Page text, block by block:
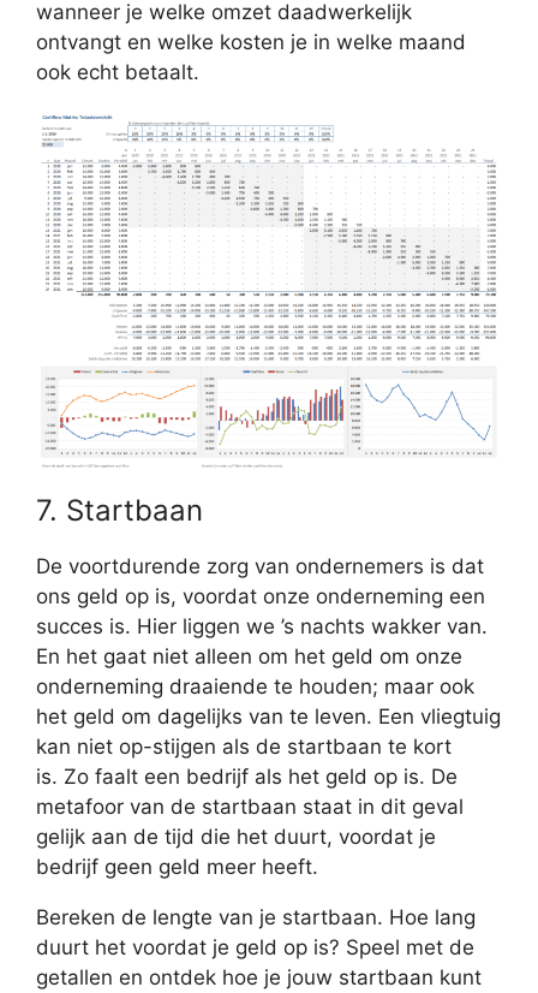
wanneer je welke omzet daadwerkelijk
ontvangt en welke kosten je in welke maand
ook echt betaalt.
7. Startbaan
De voortdurende zorg van ondernemers is dat
ons geld op is, voordat onze onderneming een
succes is. Hier liggen we ’s nachts wakker van.
En het gaat niet alleen om het geld om onze
onderneming draaiende te houden; maar ook
het geld om dagelijks van te leven. Een vliegtuig
kan niet op-stijgen als de startbaan te kort
is. Zo faalt een bedrijf als het geld op is. De
metafoor van de startbaan staat in dit geval
gelijk aan de tijd die het duurt, voordat je
bedrijf geen geld meer heeft.
Bereken de lengte van je startbaan. Hoe lang
duurt het voordat je geld op is? Speel met de
getallen en ontdek hoe je jouw startbaan kunt